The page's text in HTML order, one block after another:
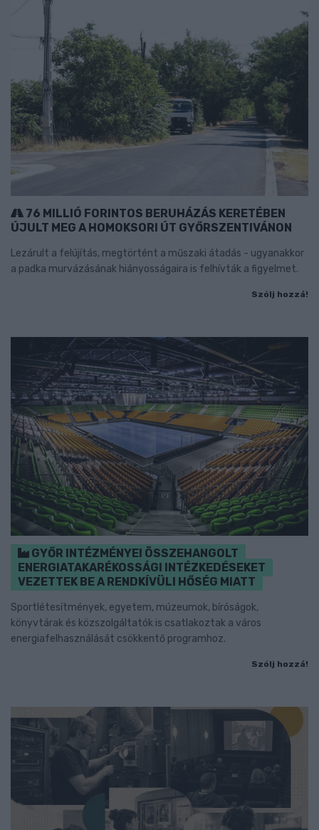
76 MILLIÓ FORINTOS BERUHÁZÁS KERETÉBEN
ÚJULT MEG A HOMOKSORI ÚT GYŐRSZENTIVÁNON
Lezárult a felújítás, megtörtént a műszaki átadás - ugyanakkor
a padka murvázásának hiányosságaira is felhívták a figyelmet.
Szólj hozzá!
GYŐR INTÉZMÉNYEI ÖSSZEHANGOLT
ENERGIATAKARÉKOSSÁGI INTÉZKEDÉSEKET
VEZETTEK BE A RENDKÍVÜLI HŐSÉG MIATT
Sportlétesítmények, egyetem, múzeumok, bíróságok,
könyvtárak és közszolgáltatók is csatlakoztak a város
energiafelhasználását csökkentő programhoz.
Szólj hozzá!